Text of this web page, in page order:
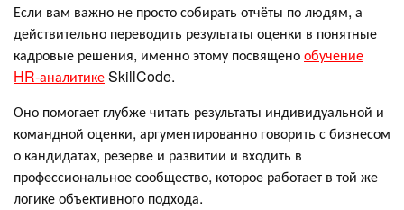
Если вам важно не просто собирать отчёты по людям, а
действительно переводить результаты оценки в понятные
кадровые решения, именно этому посвященообучение
HR-аналитикеSkillCode.
Оно помогает глубже читать результаты индивидуальной и
командной оценки, аргументированно говорить с бизнесом
о кандидатах, резерве и развитии и входить в
профессиональное сообщество, которое работает в той же
логике объективного подхода.